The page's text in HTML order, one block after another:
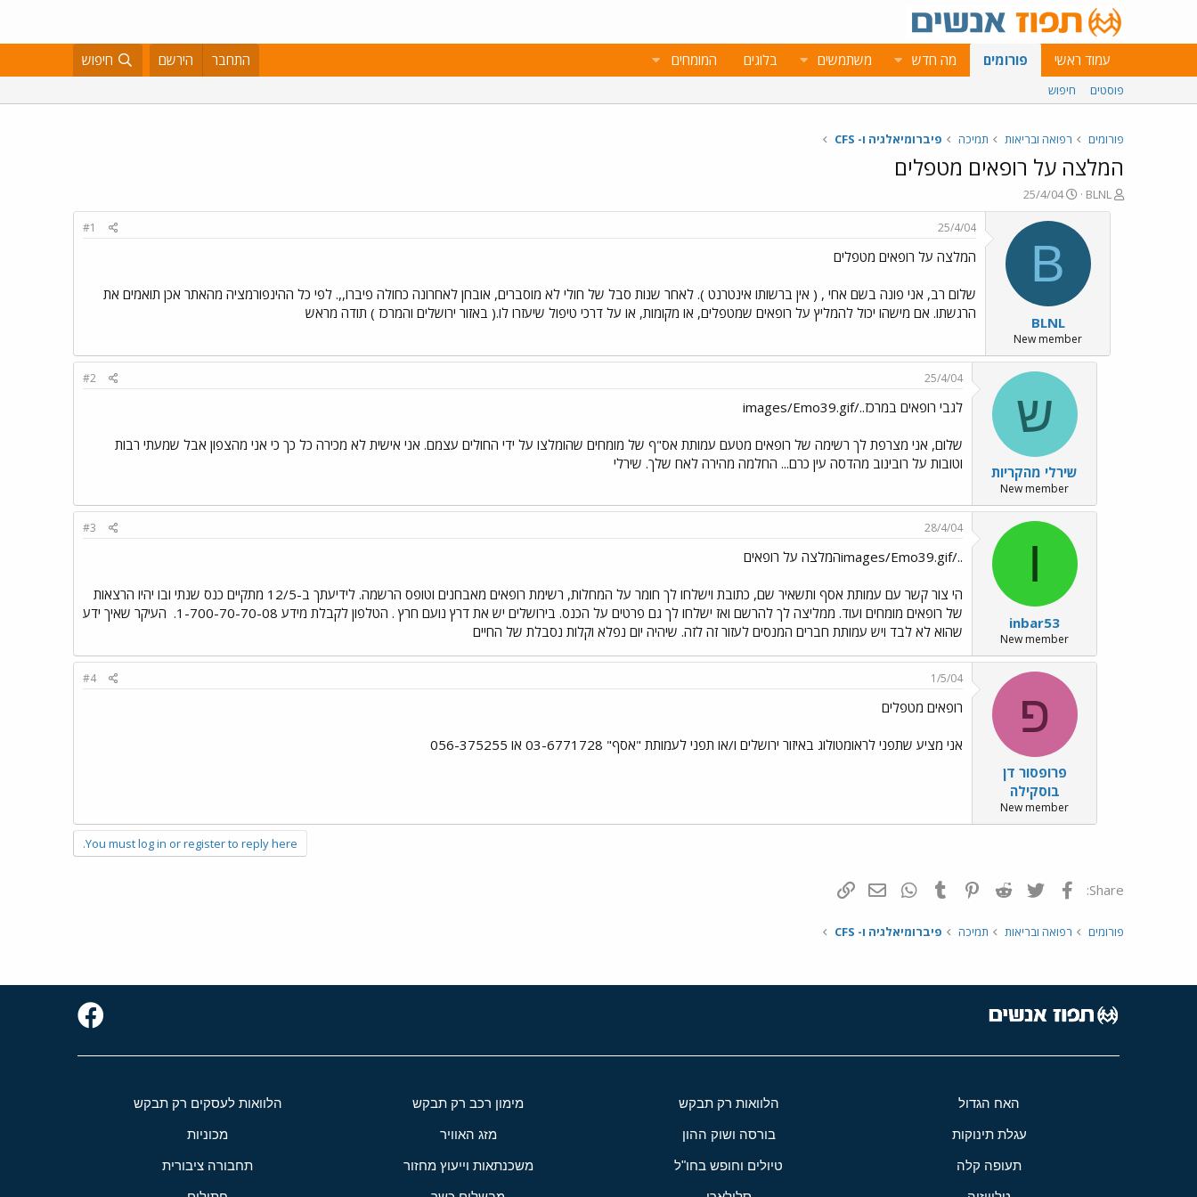
עמוד ראשי פורומים מה חדש משתמשים בלוגים המומחים התחבר הירשם חיפוש
פוסטים חיפוש
פורומים רפואה ובריאות תמיכה פיברומיאלגיה ו- CFS
המלצה על רופאים מטפלים
פ
ו
BLNL
פ
ו
ר
ם
ב
א
ר
י
ך
25/4/04
B
BLNL
New member
25/4/04
#1
המלצה על רופאים מטפלים
שלום רב, אני פונה בשם אחי , ( אין ברשותו אינטרנט ). לאחר שנות סבל של חולי לא מוסברים, אובחן לאחרונה כחולה פיברו,,. לפי כל ההינפורמציה מהאתר אכן תואמים את
הרגשתו. אם מישהו יכול להמליץ על רופאים שמטפלים, או מקומות, או על דרכי טיפול שיעזרו לו.( באזור ירושלים והמרכז ) תודה מראש
ש
שירלי מהקריות
New member
25/4/04
#2
לגבי רופאים במרכז../images/Emo39.gif
שלום, אני מצרפת לך רשימה של רופאים מטעם עמותת אס"ף של מומחים שהומלצו על ידי החולים עצמם. אני אישית לא מכירה כל כך כי אני מהצפון אבל שמעתי רבות
וטובות על רובינוב מהדסה עין כרם... החלמה מהירה לאח שלך. שירלי
I
inbar53
New member
28/4/04
#3
../images/Emo39.gifהמלצה על רופאים
הי צור קשר עם עמותת אסף ותשאיר שם, כתובת וישלחו לך חומר על המחלות, רשימת רופאים מאבחנים וטופס הרשמה. לידיעתך ב-12/5 מתקיים כנס שנתי ובו יהיו הרצאות
של רופאים מומחים ועוד. ממליצה לך להרשם ואז ישלחו לך גם פרטים על הכנס. בירושלים יש את דרץ נועם חרץ . הטלפון לקבלת מידע 1-700-70-70-08.
העיקר שאיך ידע
שהוא לא לבד ויש עמותת חברים המנסים לעזור זה לזה. שיהיה יום נפלא וקלות נסבלת של החיים
פ
פרופסור דן
בוסקילה
New member
1/5/04
#4
רופאים מטפלים
אני מציע שתפני לראומטולוג באיזור ירושלים ו/או תפני לעמותת "אסף" 03-6771728 או 056-375255
You must log in or register to reply here.
Share: פייסבוק Twitter
Reddit
Pinterest
Tumblr
WhatsAppדואר אלקטרוני
פורומים רפואה ובריאות תמיכה פיברומיאלגיה ו- CFS
האח הגדול הלוואות רק תבקש מימון רכב רק תבקש הלוואות לעסקים רק תבקש
עגלת תינוקות בורסה ושוק ההון מזג האוויר מכוניות
תעופה קלה טיולים וחופש בחו"ל משכנתאות וייעוץ מחזור תחבורה ציבורית